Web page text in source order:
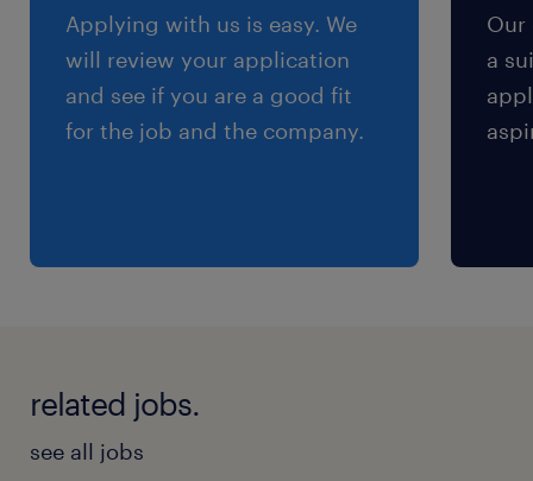
交通費
※【 上限4万まで 】支給いたします！(※バス代
支給あり、弊社規定に基づく)
Applying with us is easy. We
will review your application
and see if you are a good fit
for the job and the company.
Our
a
related jobs.
see all jobs